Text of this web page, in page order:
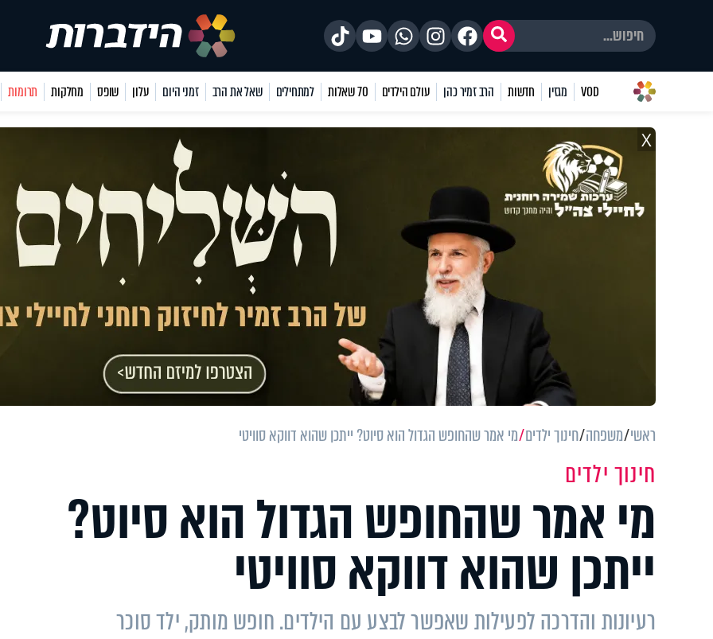
VOD מגזין חדשות הרב זמיר כהן עולם הילדים 70 שאלות למתחילים שאל את הרב זמני היום עלון שופס מחלקות תרומות
X
ראשי משפחה חינוך ילדים מי אמר שהחופש הגדול הוא סיוט? ייתכן שהוא דווקא סוויטי
חינוך ילדים
מי אמר שהחופש הגדול הוא סיוט?
ייתכן שהוא דווקא סוויטי
רעיונות והדרכה לפעילות שאפשר לבצע עם הילדים. חופש מותק, ילד סוכר